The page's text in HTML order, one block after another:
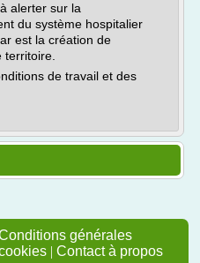
alerter sur la
du système hospitalier
est la création de
de travail et des
générales
| Contact à propos